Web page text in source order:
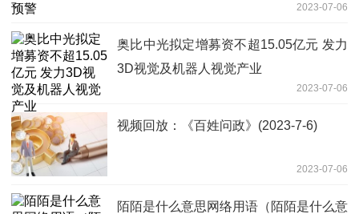
2023-07-06
奥比中光拟定增募资不超15.05亿元 发力
3D视觉及机器人视觉产业
2023-07-06
视频回放：《百姓问政》(2023-7-6)
2023-07-06
陌陌是什么意思网络用语（陌陌是什么意